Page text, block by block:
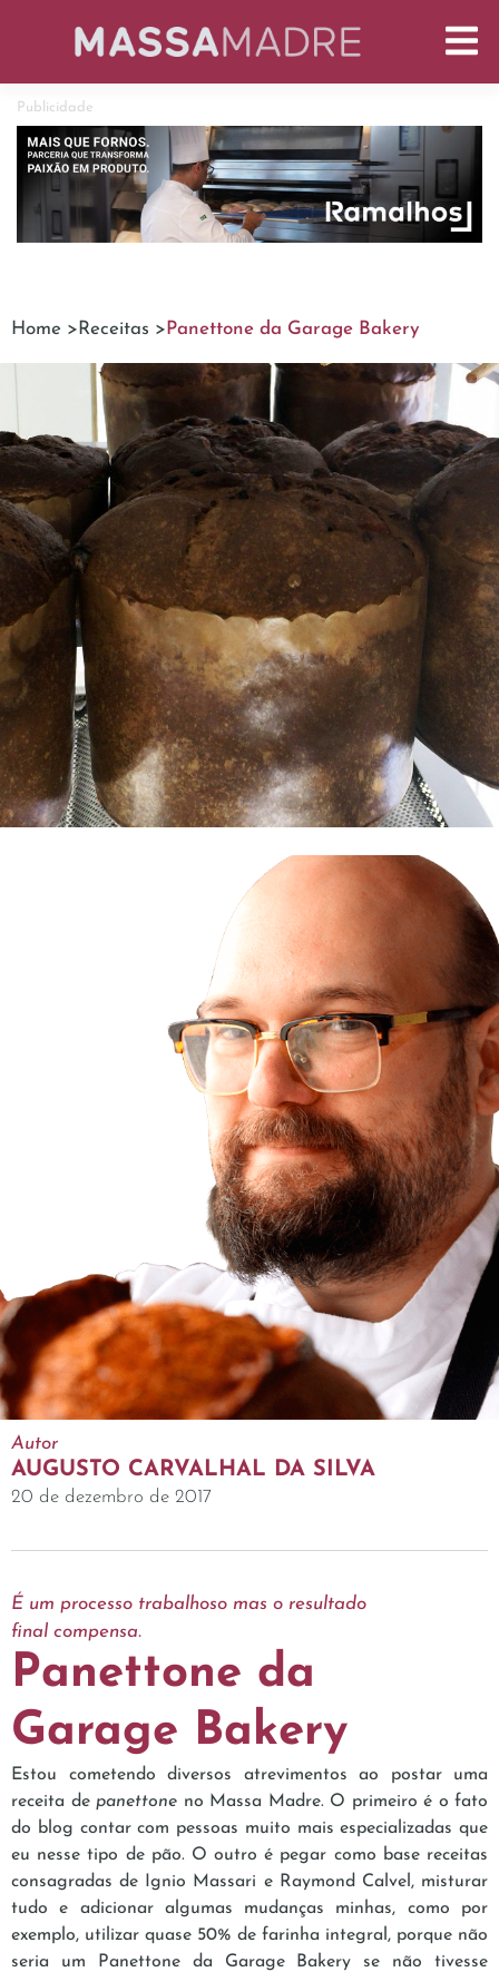
Publicidade
Home > Receitas > Panettone da Garage Bakery
Autor
AUGUSTO CARVALHAL DA SILVA
20 de dezembro de 2017
É um processo trabalhoso mas o resultado
final compensa.
Panettone da
Garage Bakery
Estou cometendo diversos atrevimentos ao postar uma
receita de panettone no Massa Madre. O primeiro é o fato
do blog contar com pessoas muito mais especializadas que
eu nesse tipo de pão. O outro é pegar como base receitas
consagradas de Ignio Massari e Raymond Calvel, misturar
tudo e adicionar algumas mudanças minhas, como por
exemplo, utilizar quase 50% de farinha integral, porque não
seria um Panettone da Garage Bakery se não tivesse